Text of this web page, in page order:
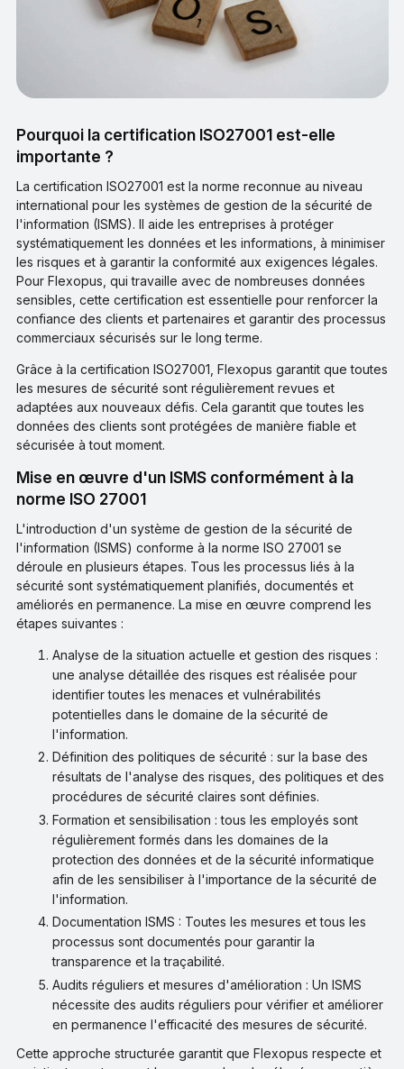
Pourquoi la certification ISO27001 est-elle
importante ?
La certification ISO27001 est la norme reconnue au niveau
international pour les systèmes de gestion de la sécurité de
l'information (ISMS). Il aide les entreprises à protéger
systématiquement les données et les informations, à minimiser
les risques et à garantir la conformité aux exigences légales.
Pour Flexopus, qui travaille avec de nombreuses données
sensibles, cette certification est essentielle pour renforcer la
confiance des clients et partenaires et garantir des processus
commerciaux sécurisés sur le long terme.
Grâce à la certification ISO27001, Flexopus garantit que toutes
les mesures de sécurité sont régulièrement revues et
adaptées aux nouveaux défis. Cela garantit que toutes les
données des clients sont protégées de manière fiable et
sécurisée à tout moment.
Mise en œuvre d'un ISMS conformément à la
norme ISO 27001
L'introduction d'un système de gestion de la sécurité de
l'information (ISMS) conforme à la norme ISO 27001 se
déroule en plusieurs étapes. Tous les processus liés à la
sécurité sont systématiquement planifiés, documentés et
améliorés en permanence. La mise en œuvre comprend les
étapes suivantes :
Analyse de la situation actuelle et gestion des risques :
une analyse détaillée des risques est réalisée pour
identifier toutes les menaces et vulnérabilités
potentielles dans le domaine de la sécurité de
l'information.
Définition des politiques de sécurité : sur la base des
résultats de l'analyse des risques, des politiques et des
procédures de sécurité claires sont définies.
Formation et sensibilisation : tous les employés sont
régulièrement formés dans les domaines de la
protection des données et de la sécurité informatique
afin de les sensibiliser à l'importance de la sécurité de
l'information.
Documentation ISMS : Toutes les mesures et tous les
processus sont documentés pour garantir la
transparence et la traçabilité.
Audits réguliers et mesures d'amélioration : Un ISMS
nécessite des audits réguliers pour vérifier et améliorer
en permanence l'efficacité des mesures de sécurité.
Cette approche structurée garantit que Flexopus respecte et